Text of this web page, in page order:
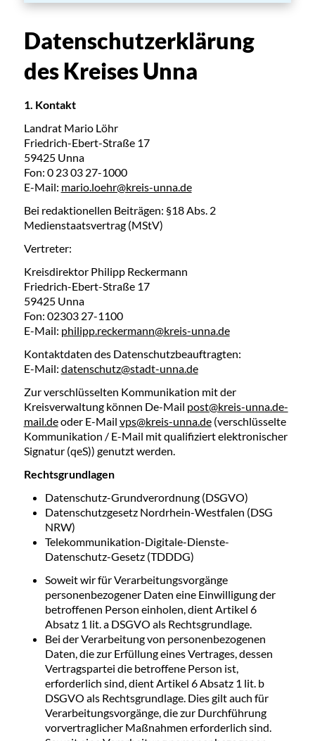
Datenschutzerklärung
des Kreises Unna
1. Kontakt
Landrat Mario Löhr
Friedrich-Ebert-Straße 17
59425 Unna
Fon: 0 23 03 27-1000
E-Mail: mario.loehr@kreis-unna.de
Bei redaktionellen Beiträgen: §18 Abs. 2
Medienstaatsvertrag (MStV)
Vertreter:
Kreisdirektor Philipp Reckermann
Friedrich-Ebert-Straße 17
59425 Unna
Fon: 02303 27-1100
E-Mail: philipp.reckermann@kreis-unna.de
Kontaktdaten des Datenschutzbeauftragten:
E-Mail: datenschutz@stadt-unna.de
Zur verschlüsselten Kommunikation mit der
Kreisverwaltung können De-Mail post@kreis-unna.de-
mail.deoder E-Mail vps@kreis-unna.de(verschlüsselte
Kommunikation / E-Mail mit qualifiziert elektronischer
Signatur (qeS)) genutzt werden.
Rechtsgrundlagen
Datenschutz-Grundverordnung (DSGVO)
Datenschutzgesetz Nordrhein-Westfalen (DSG
NRW)
Telekommunikation-Digitale-Dienste-
Datenschutz-Gesetz (TDDDG)
Soweit wir für Verarbeitungsvorgänge
personenbezogener Daten eine Einwilligung der
betroffenen Person einholen, dient Artikel 6
Absatz 1 lit. a DSGVO als Rechtsgrundlage.
Bei der Verarbeitung von personenbezogenen
Daten, die zur Erfüllung eines Vertrages, dessen
Vertragspartei die betroffene Person ist,
erforderlich sind, dient Artikel 6 Absatz 1 lit. b
DSGVO als Rechtsgrundlage. Dies gilt auch für
Verarbeitungsvorgänge, die zur Durchführung
vorvertraglicher Maßnahmen erforderlich sind.